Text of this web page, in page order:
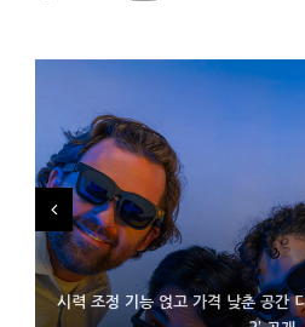
시력 조정 기능 얹고 가격 낮춘 공간